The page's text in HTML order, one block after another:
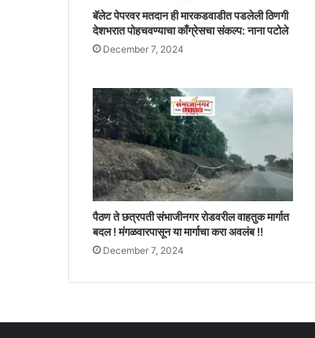
बॅलेट पेपरवर मतदान ही मारकडवाडीत पडलेली ठिणगी
देशभरात पोहचवण्याचा काँग्रेसचा संकल्प: नाना पटोले
December 7, 2024
पैठण ते छत्रपती संभाजीनगर रोडवरील वाहतुक मार्गात
बदल ! मंगळवारपासून या मार्गाचा करा अवलंब !!
December 7, 2024